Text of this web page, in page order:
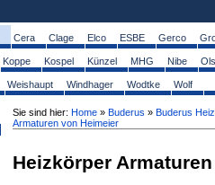
Cera Clage Elco ESBE Gerco
Koppe Kospel Künzel MHG Nibe
Weishaupt Windhager Wodtke Wolf
Sie sind hier: Home » Buderus » Buderus
Armaturen von Heimeier
Heizkörper